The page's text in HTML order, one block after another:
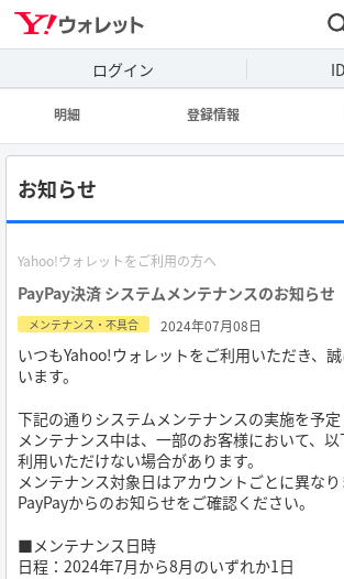
ログイン
明細 登録情報
お知らせ
Yahoo!ウォレットをご利用の方へ
PayPay決済 システムメンテナンスのお知らせ
メンテナンス・不具合 2024年07月08日
いつもYahoo!ウォレットをご利用いただき、
います。
下記の通りシステムメンテナンスの実施を予定
メンテナンス中は、一部のお客様において、
利用いただけない場合があります。
メンテナンス対象日はアカウントごとに異な
PayPayからのお知らせをご確認ください。
■メンテナンス日時
日程：2024年7月から8月のいずれか1日